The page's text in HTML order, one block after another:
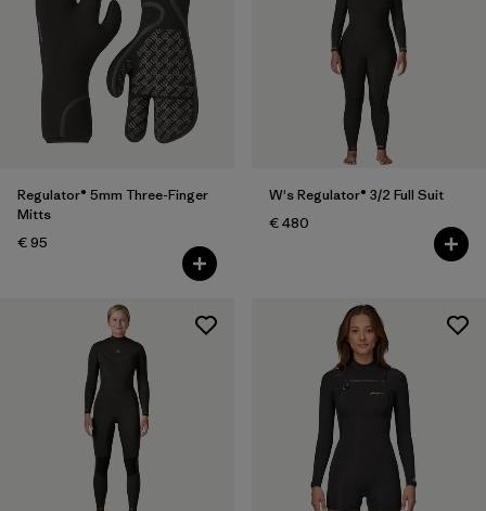
Regulator® 5mm Three-Finger
Mitts
€ 95
W's Regulator® 3/2 Full Suit
€ 480